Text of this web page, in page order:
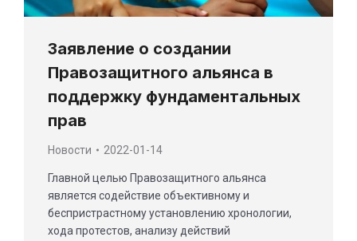
Заявление о создании
Правозащитного альянса в
поддержку фундаментальных
прав
Новости 2022-01-14
Главной целью Правозащитного альянса
является содействие объективному и
беспристрастному установлению хронологии,
хода протестов, анализу действий